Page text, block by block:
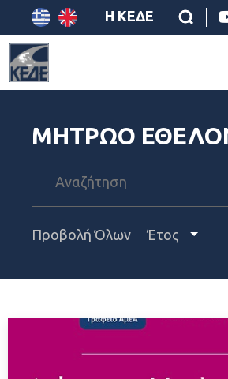
Η ΚΕΔΕ
ΜΗΤΡΩΟ
Προβολή Όλων Έτος